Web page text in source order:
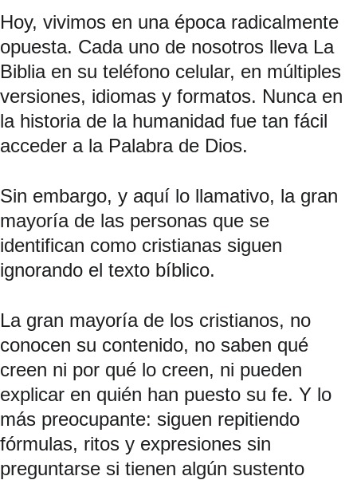
Hoy, vivimos en una época radicalmente
opuesta. Cada uno de nosotros lleva La
Biblia en su teléfono celular, en múltiples
versiones, idiomas y formatos. Nunca en
la historia de la humanidad fue tan fácil
acceder a la Palabra de Dios.
Sin embargo, y aquí lo llamativo, la gran
mayoría de las personas que se
identifican como cristianas siguen
ignorando el texto bíblico.
La gran mayoría de los cristianos, no
conocen su contenido, no saben qué
creen ni por qué lo creen, ni pueden
explicar en quién han puesto su fe. Y lo
más preocupante: siguen repitiendo
fórmulas, ritos y expresiones sin
preguntarse si tienen algún sustento